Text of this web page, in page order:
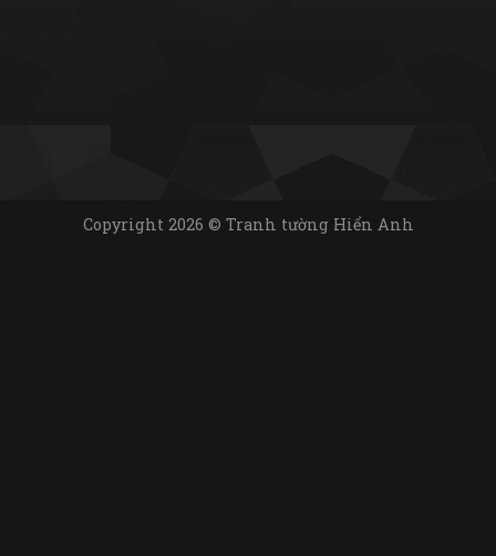
Copyright 2026 © Tranh tường Hiển Anh